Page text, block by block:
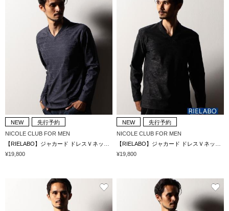
NEW
先行予約
NICOLE CLUB FOR MEN
¥19,800
NEW
先行予約
NICOLE CLUB FOR MEN
¥19,800